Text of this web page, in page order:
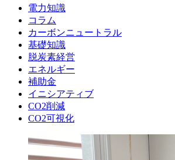
電力知識
コラム
カーボンニュートラル
基礎知識
脱炭素経営
エネルギー
補助金
イニシアティブ
CO2削減
CO2可視化